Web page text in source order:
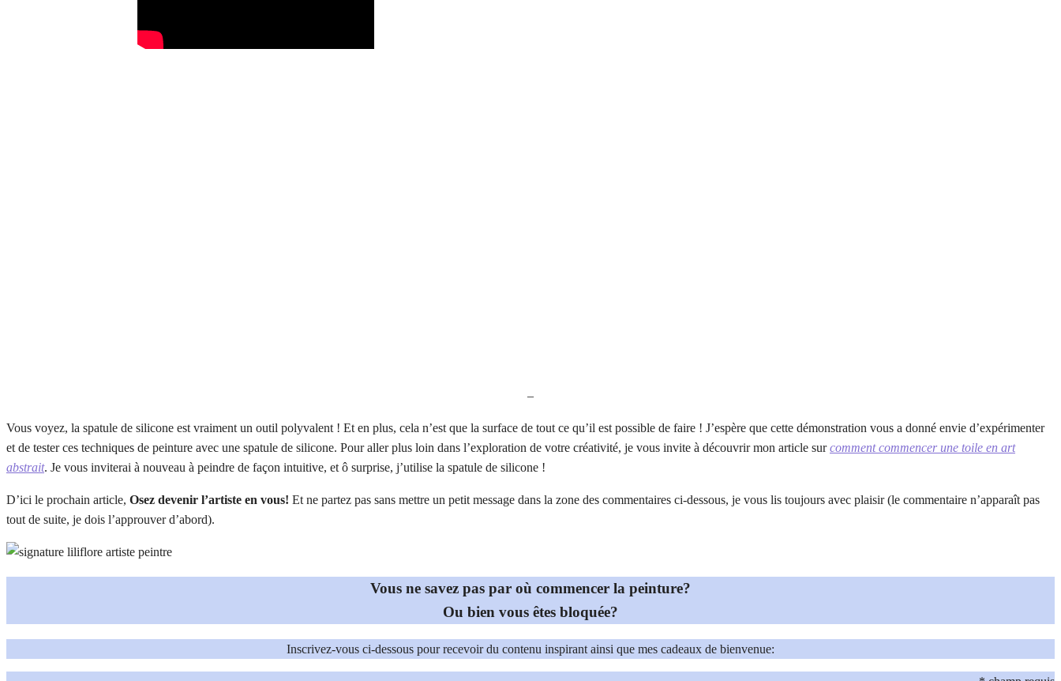
–
Vous voyez, la spatule de silicone est vraiment un outil polyvalent ! Et en plus, cela n’est que la surface de tout ce qu’il est possible de faire ! J’espère que cette démonstration vous a donné envie d’expérimenter
et de tester ces techniques de peinture avec une spatule de silicone. Pour aller plus loin dans l’exploration de votre créativité, je vous invite à découvrir mon article surcomment commencer une toile en art
abstrait. Je vous inviterai à nouveau à peindre de façon intuitive, et ô surprise, j’utilise la spatule de silicone !
D’ici le prochain article, Osez devenir l’artiste en vous! Et ne partez pas sans mettre un petit message dans la zone des commentaires ci-dessous, je vous lis toujours avec plaisir (le commentaire n’apparaît pas
tout de suite, je dois l’approuver d’abord).
Vous ne savez pas par où commencer la peinture?
Ou bien vous êtes bloquée?
Inscrivez-vous ci-dessous pour recevoir du contenu inspirant ainsi que mes cadeaux de bienvenue: